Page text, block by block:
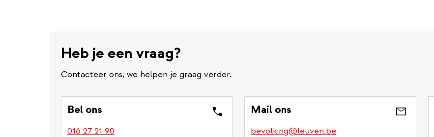
Heb je een vraag?
Contacteer ons, we helpen je graag verder.
Bel ons
016 27 21 90
Mail ons
bevolking@leuven.be